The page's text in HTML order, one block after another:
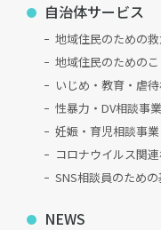
自治体サービス
地域住民のための
地域住民のための
いじめ・教育・虐
性暴力・DV相談事業
妊娠・育児相談事業
コロナウイルス関
SNS相談員のため
NEWS